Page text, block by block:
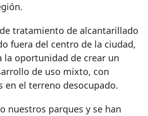
tratamiento de alcantarillado
fuera del centro de la ciudad,
la oportunidad de crear un
de uso mixto, con
en el terreno desocupado.
nuestros parques y se han